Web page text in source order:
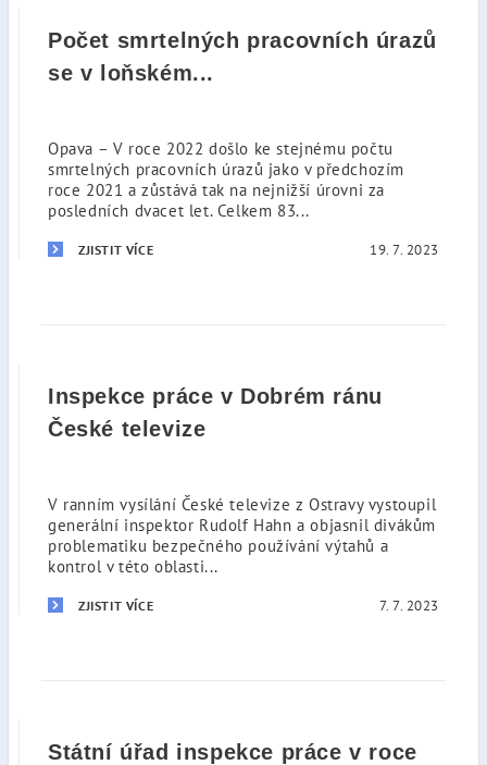
Počet smrtelných pracovních úrazů
se v loňském...
Opava – V roce 2022 došlo ke stejnému počtu
smrtelných pracovních úrazů jako v předchozím
roce 2021 a zůstává tak na nejnižší úrovni za
posledních dvacet let. Celkem 83...
ZJISTIT VÍCE 19. 7. 2023
Inspekce práce v Dobrém ránu
České televize
V ranním vysílání České televize z Ostravy vystoupil
generální inspektor Rudolf Hahn a objasnil divákům
problematiku bezpečného používání výtahů a
kontrol v této oblasti...
ZJISTIT VÍCE 7. 7. 2023
Státní úřad inspekce práce v roce